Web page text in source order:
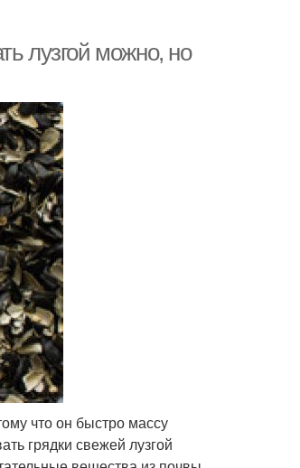
лузгой можно, но
что он быстро массу
грядки свежей лузгой